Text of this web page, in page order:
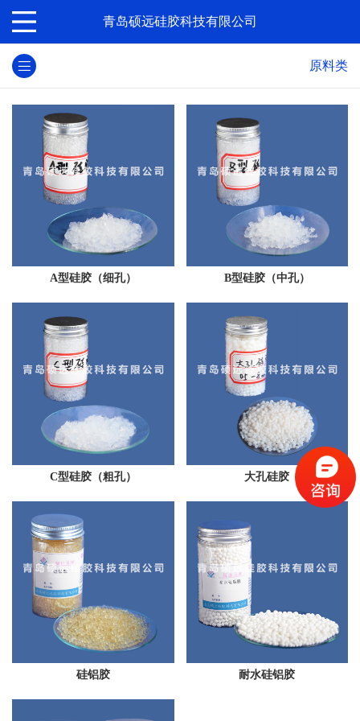
青岛硕远硅胶科技有限公司
原料类
A型硅胶（细孔） B型硅胶（中孔）
C型硅胶（粗孔） 大孔硅胶
硅铝胶 耐水硅铝胶